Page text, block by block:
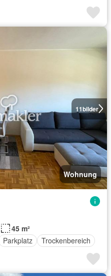
11bilder
Wohnung
45 m²
Parkplatz Trockenbereich